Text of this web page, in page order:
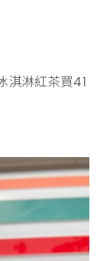
淇淋紅茶買41